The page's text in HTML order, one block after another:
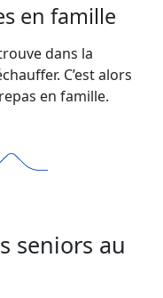
en famille
dans la
C’est alors
en famille.
seniors au